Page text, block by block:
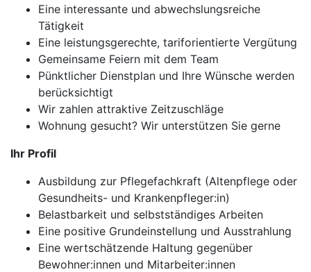
Eine interessante und abwechslungsreiche
Tätigkeit
Eine leistungsgerechte, tariforientierte Vergütung
Gemeinsame Feiern mit dem Team
Pünktlicher Dienstplan und Ihre Wünsche werden
berücksichtigt
Wir zahlen attraktive Zeitzuschläge
Wohnung gesucht? Wir unterstützen Sie gerne
Ihr Profil
Ausbildung zur Pflegefachkraft (Altenpflege oder
Gesundheits- und Krankenpfleger:in)
Belastbarkeit und selbstständiges Arbeiten
Eine positive Grundeinstellung und Ausstrahlung
Eine wertschätzende Haltung gegenüber
Bewohner:innen und Mitarbeiter:innen